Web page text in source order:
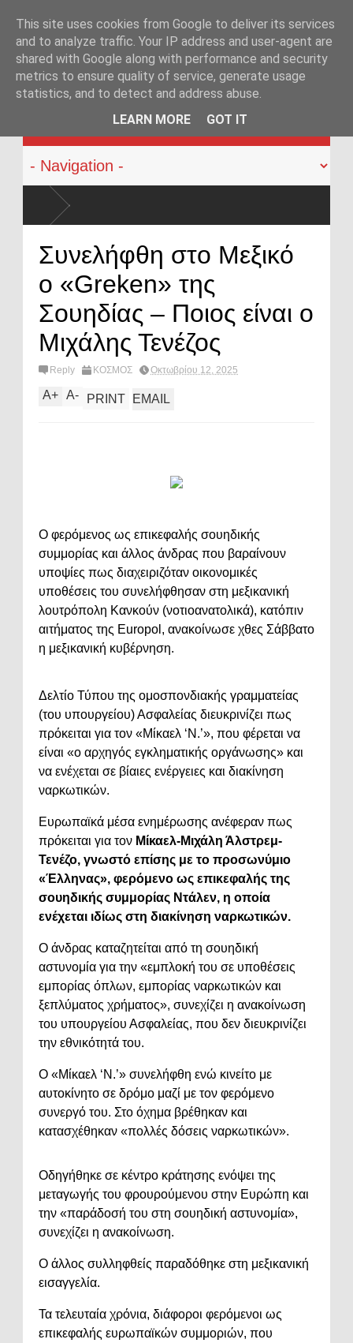
KATEHACKER
Συνελήφθη στο Μεξικό
ο «Greken» της
Σουηδίας – Ποιος είναι ο
Μιχάλης Τενέζος
Reply ΚΟΣΜΟΣ Οκτωβρίου 12, 2025
A+ A- PRINT EMAIL
Ο φερόμενος ως επικεφαλής σουηδικής
συμμορίας και άλλος άνδρας που βαραίνουν
υποψίες πως διαχειριζόταν οικονομικές
υποθέσεις του συνελήφθησαν στη μεξικανική
λουτρόπολη Κανκούν (νοτιοανατολικά), κατόπιν
αιτήματος της Europol, ανακοίνωσε χθες Σάββατο
η μεξικανική κυβέρνηση.
Δελτίο Τύπου της ομοσπονδιακής γραμματείας
(του υπουργείου) Ασφαλείας διευκρινίζει πως
πρόκειται για τον «Μίκαελ ‘Ν.’», που φέρεται να
είναι «ο αρχηγός εγκληματικής οργάνωσης» και
να ενέχεται σε βίαιες ενέργειες και διακίνηση
ναρκωτικών.
Ευρωπαϊκά μέσα ενημέρωσης ανέφεραν πως
πρόκειται για τον Μίκαελ-Μιχάλη Άλστρεμ-
Τενέζο, γνωστό επίσης με το προσωνύμιο
«Έλληνας», φερόμενο ως επικεφαλής της
σουηδικής συμμορίας Ντάλεν, η οποία
ενέχεται ιδίως στη διακίνηση ναρκωτικών.
Ο άνδρας καταζητείται από τη σουηδική
αστυνομία για την «εμπλοκή του σε υποθέσεις
εμπορίας όπλων, εμπορίας ναρκωτικών και
ξεπλύματος χρήματος», συνεχίζει η ανακοίνωση
του υπουργείου Ασφαλείας, που δεν διευκρινίζει
την εθνικότητά του.
Ο «Μίκαελ ‘Ν.’» συνελήφθη ενώ κινείτο με
αυτοκίνητο σε δρόμο μαζί με τον φερόμενο
συνεργό του. Στο όχημα βρέθηκαν και
κατασχέθηκαν «πολλές δόσεις ναρκωτικών».
Οδηγήθηκε σε κέντρο κράτησης ενόψει της
μεταγωγής του φρουρούμενου στην Ευρώπη και
την «παράδοσή του στη σουηδική αστυνομία»,
συνεχίζει η ανακοίνωση.
Ο άλλος συλληφθείς παραδόθηκε στη μεξικανική
εισαγγελία.
Τα τελευταία χρόνια, διάφοροι φερόμενοι ως
επικεφαλής ευρωπαϊκών συμμοριών, που
This site uses cookies from Google to deliver its services
and to analyze traffic. Your IP address and user-agent are
shared with Google along with performance and security
metrics to ensure quality of service, generate usage
statistics, and to detect and address abuse.
LEARN MORE
GOT IT